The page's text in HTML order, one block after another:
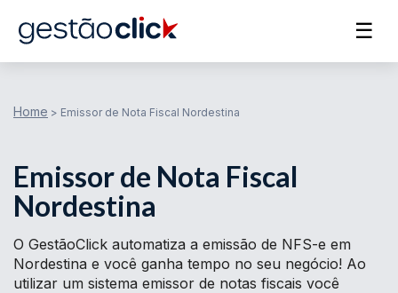
☰
Home > Emissor de Nota Fiscal Nordestina
Emissor de Nota Fiscal
Nordestina
O GestãoClick automatiza a emissão de NFS-e em
Nordestina e você ganha tempo no seu negócio! Ao
utilizar um sistema emissor de notas fiscais você